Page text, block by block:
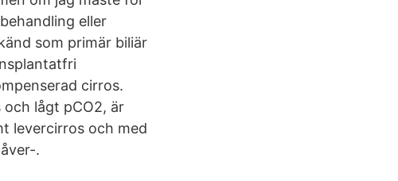
eller
som primär biliär
cirros.
lågt pCO2, är
levercirros och med
.